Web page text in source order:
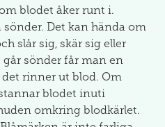
blodet åker runt i.
Det kan hända om
slår sig, skär sig eller
sönder får man en
rinner ut blod. Om
blodet inuti
omkring blodkärlet.